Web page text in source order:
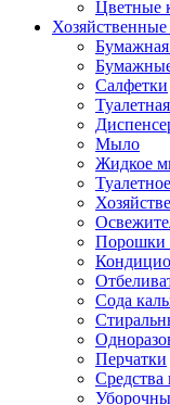
Цветные
Салфетки
Мыло
Жидкое
Порошки
Сода
Перчатки
Средства